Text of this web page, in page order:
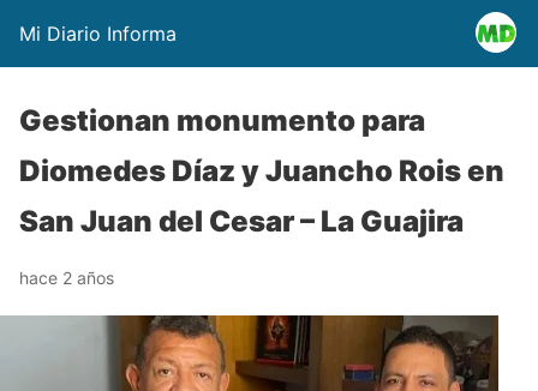
Mi Diario Informa
Gestionan monumento para
Diomedes Díaz y Juancho Rois en
San Juan del Cesar – La Guajira
hace 2 años